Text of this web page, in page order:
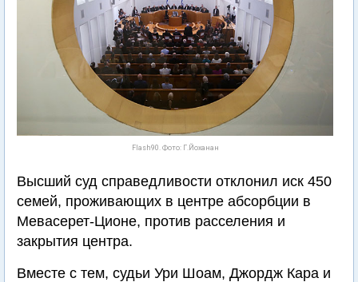
Flash90. Фото: Г.Йоханан
Высший суд справедливости отклонил иск 450
семей, проживающих в центре абсорбции в
Мевасерет-Ционе, против расселения и
закрытия центра.
Вместе с тем, судьи Ури Шоам, Джордж Кара и